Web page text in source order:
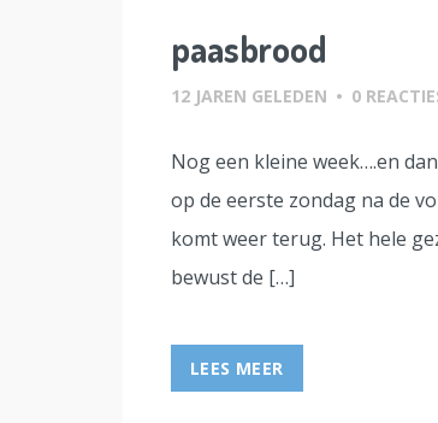
paasbrood
12 JAREN GELEDEN • 0
Nog een kleine week….en
op de eerste zondag na de
komt weer terug. Het hele
bewust de […]
LEES MEER